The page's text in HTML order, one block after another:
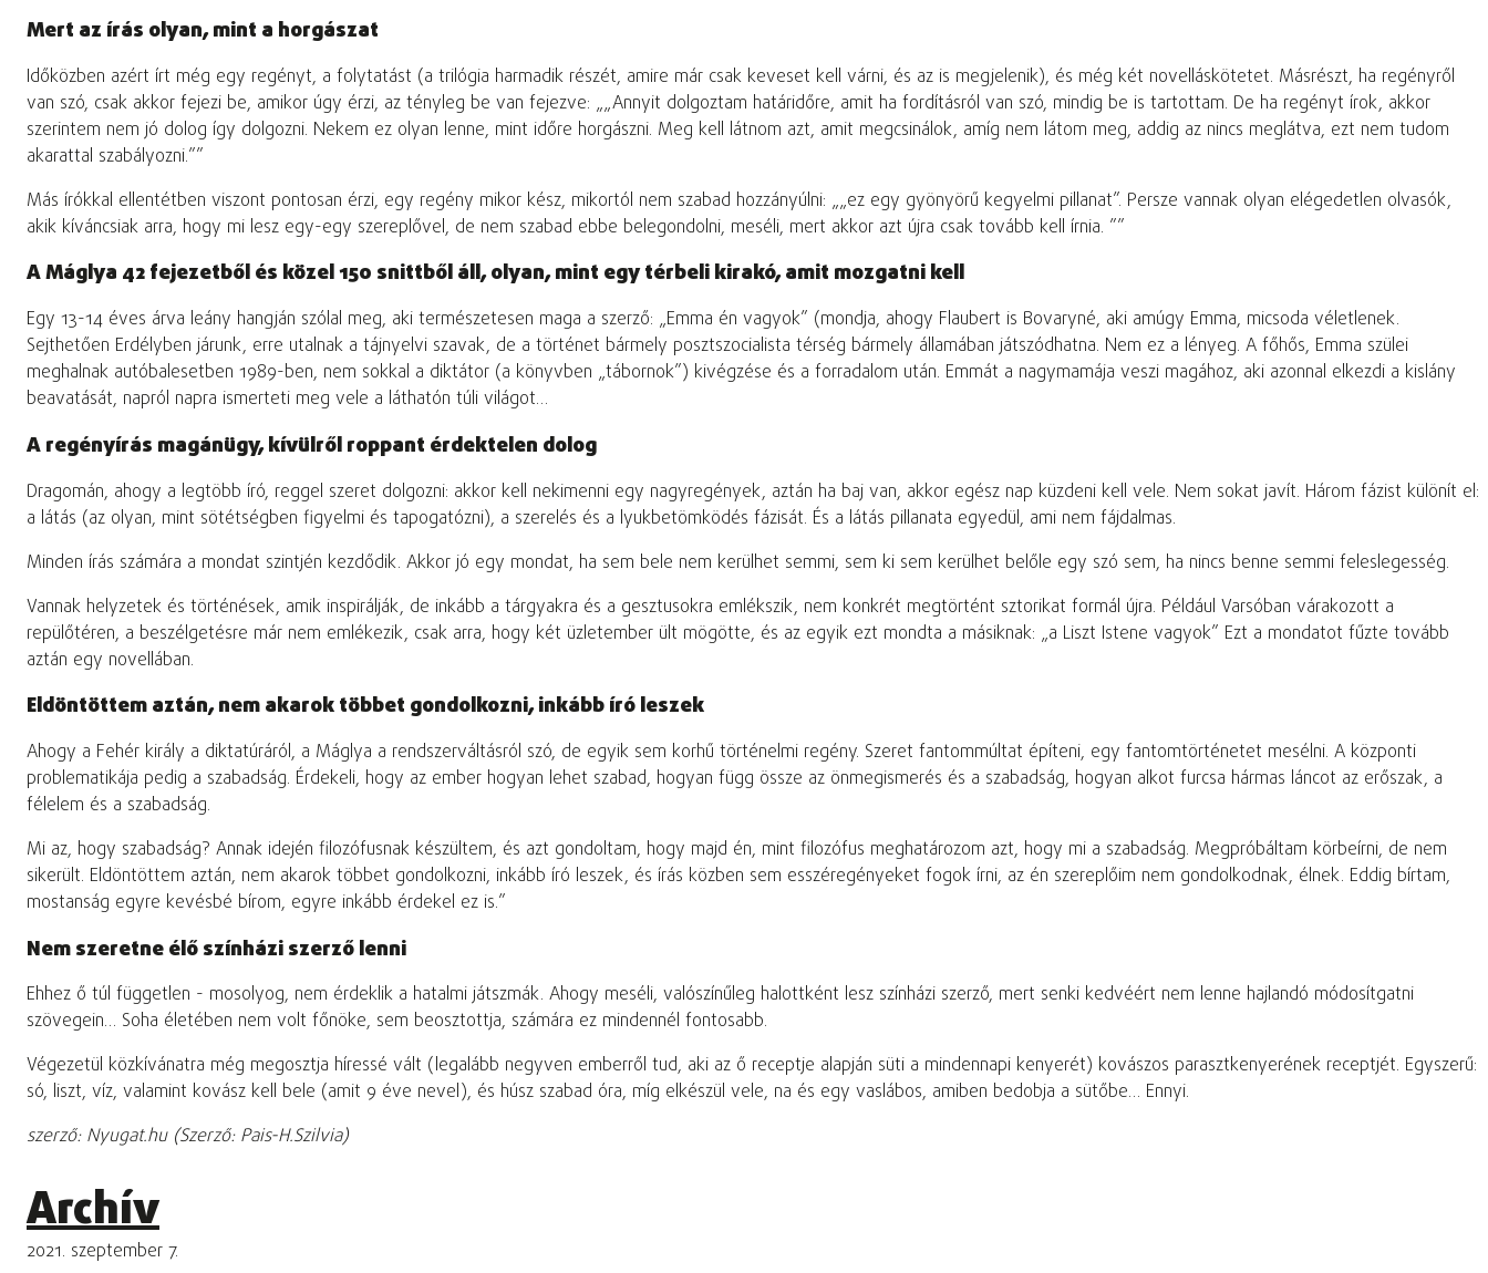
Mert az írás olyan, mint a horgászat
Időközben azért írt még egy regényt, a folytatást (a trilógia harmadik részét, amire már csak keveset kell várni, és az is megjelenik), és még két novelláskötetet. Másrészt, ha regényről
van szó, csak akkor fejezi be, amikor úgy érzi, az tényleg be van fejezve: „Annyit dolgoztam határidőre, amit ha fordításról van szó, mindig be is tartottam. De ha regényt írok, akkor
szerintem nem jó dolog így dolgozni. Nekem ez olyan lenne, mint időre horgászni. Meg kell látnom azt, amit megcsinálok, amíg nem látom meg, addig az nincs meglátva, ezt nem tudom
akarattal szabályozni.”
Más írókkal ellentétben viszont pontosan érzi, egy regény mikor kész, mikortól nem szabad hozzányúlni: „ez egy gyönyörű kegyelmi pillanat”. Persze vannak olyan elégedetlen olvasók,
akik kíváncsiak arra, hogy mi lesz egy-egy szereplővel, de nem szabad ebbe belegondolni, meséli, mert akkor azt újra csak tovább kell írnia. ”
A Máglya 42 fejezetből és közel 150 snittből áll, olyan, mint egy térbeli kirakó, amit mozgatni kell
Egy 13-14 éves árva leány hangján szólal meg, aki természetesen maga a szerző: „Emma én vagyok” (mondja, ahogy Flaubert is Bovaryné, aki amúgy Emma, micsoda véletlenek.
Sejthetően Erdélyben járunk, erre utalnak a tájnyelvi szavak, de a történet bármely posztszocialista térség bármely államában játszódhatna. Nem ez a lényeg. A főhős, Emma szülei
meghalnak autóbalesetben 1989-ben, nem sokkal a diktátor (a könyvben „tábornok”) kivégzése és a forradalom után. Emmát a nagymamája veszi magához, aki azonnal elkezdi a kislány
beavatását, napról napra ismerteti meg vele a láthatón túli világot…
A regényírás magánügy, kívülről roppant érdektelen dolog
Dragomán, ahogy a legtöbb író, reggel szeret dolgozni: akkor kell nekimenni egy nagyregények, aztán ha baj van, akkor egész nap küzdeni kell vele. Nem sokat javít. Három fázist különít el:
a látás (az olyan, mint sötétségben figyelmi és tapogatózni), a szerelés és a lyukbetömködés fázisát. És a látás pillanata egyedül, ami nem fájdalmas.
Minden írás számára a mondat szintjén kezdődik. Akkor jó egy mondat, ha sem bele nem kerülhet semmi, sem ki sem kerülhet belőle egy szó sem, ha nincs benne semmi feleslegesség.
Vannak helyzetek és történések, amik inspirálják, de inkább a tárgyakra és a gesztusokra emlékszik, nem konkrét megtörtént sztorikat formál újra. Például Varsóban várakozott a
repülőtéren, a beszélgetésre már nem emlékezik, csak arra, hogy két üzletember ült mögötte, és az egyik ezt mondta a másiknak: „a Liszt Istene vagyok” Ezt a mondatot fűzte tovább
aztán egy novellában.
Eldöntöttem aztán, nem akarok többet gondolkozni, inkább író leszek
Ahogy a Fehér király a diktatúráról, a Máglya a rendszerváltásról szó, de egyik sem korhű történelmi regény. Szeret fantommúltat építeni, egy fantomtörténetet mesélni. A központi
problematikája pedig a szabadság. Érdekeli, hogy az ember hogyan lehet szabad, hogyan függ össze az önmegismerés és a szabadság, hogyan alkot furcsa hármas láncot az erőszak, a
félelem és a szabadság.
Mi az, hogy szabadság? Annak idején filozófusnak készültem, és azt gondoltam, hogy majd én, mint filozófus meghatározom azt, hogy mi a szabadság. Megpróbáltam körbeírni, de nem
sikerült. Eldöntöttem aztán, nem akarok többet gondolkozni, inkább író leszek, és írás közben sem esszéregényeket fogok írni, az én szereplőim nem gondolkodnak, élnek. Eddig bírtam,
mostanság egyre kevésbé bírom, egyre inkább érdekel ez is.”
Nem szeretne élő színházi szerző lenni
Ehhez ő túl független - mosolyog, nem érdeklik a hatalmi játszmák. Ahogy meséli, valószínűleg halottként lesz színházi szerző, mert senki kedvéért nem lenne hajlandó módosítgatni
szövegein… Soha életében nem volt főnöke, sem beosztottja, számára ez mindennél fontosabb.
Végezetül közkívánatra még megosztja híressé vált (legalább negyven emberről tud, aki az ő receptje alapján süti a mindennapi kenyerét) kovászos parasztkenyerének receptjét. Egyszerű:
só, liszt, víz, valamint kovász kell bele (amit 9 éve nevel), és húsz szabad óra, míg elkészül vele, na és egy vaslábos, amiben bedobja a sütőbe… Ennyi.
szerző: Nyugat.hu (Szerző: Pais-H.Szilvia)
Archív
2021. szeptember 7.